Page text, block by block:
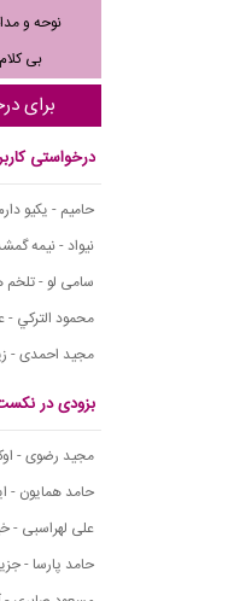
نوحه و
بی کلام
برای
درخواستی
حامیم - یکیو
نیواد - نیمه
سامی لو -
محمود التركي
مجید احمدی -
بزودی در
مجید رضوی -
حامد همایون -
علی لهراسبی -
حامد پارسا -